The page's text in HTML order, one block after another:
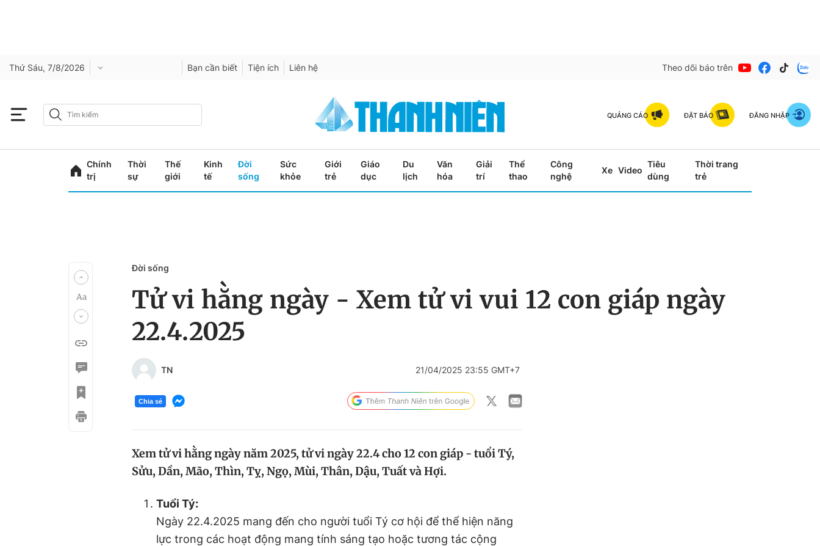
Thứ Sáu, 7/8/2026 Bạn cần biết Tiện ích Liên hệ Theo dõi báo trên
QUẢNG CÁO ĐẶT BÁO ĐĂNG NHẬP
Chính
trị
Thời
sự
Thế
giới
Kinh
tế
Đời
sống
Sức
khỏe
Giới
trẻ
Giáo
dục
Du
lịch
Văn
hóa
Giải
trí
Thể
thao
Công
nghệ
Xe Video
Tiêu
dùng
Thời trang
trẻ
Đời sống
Tử vi hằng ngày - Xem tử vi vui 12 con giáp ngày
22.4.2025
TN 21/04/2025 23:55 GMT+7
Chia sẻ
Xem tử vi hằng ngày năm 2025, tử vi ngày 22.4 cho 12 con giáp - tuổi Tý,
Sửu, Dần, Mão, Thìn, Tỵ, Ngọ, Mùi, Thân, Dậu, Tuất và Hợi.
Tuổi Tý:
Ngày 22.4.2025 mang đến cho người tuổi Tý cơ hội để thể hiện năng
lực trong các hoạt động mang tính sáng tạo hoặc tương tác cộng